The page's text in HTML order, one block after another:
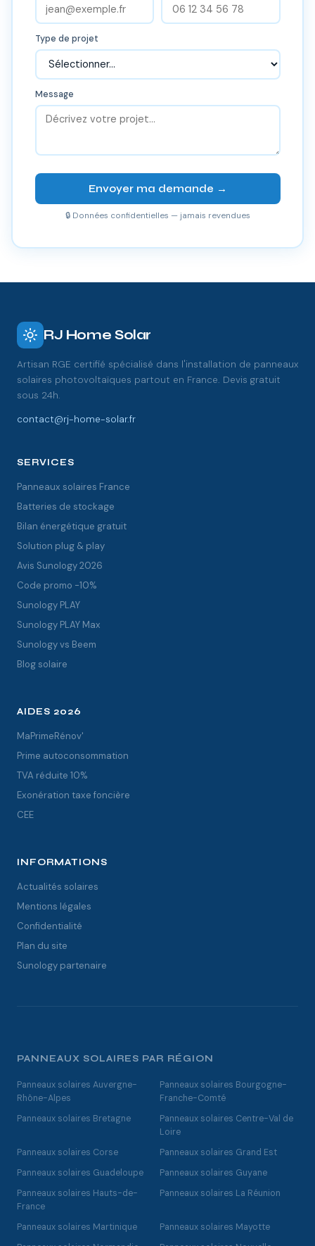
Type de projet
Message
Envoyer ma demande →
🔒 Données confidentielles — jamais revendues
RJ Home Solar
Artisan RGE certifié spécialisé dans l'installation de panneaux
solaires photovoltaïques partout en France. Devis gratuit
sous 24h.
contact@rj-home-solar.fr
SERVICES
Panneaux solaires France
Batteries de stockage
Bilan énergétique gratuit
Solution plug & play
Avis Sunology 2026
Code promo -10%
Sunology PLAY
Sunology PLAY Max
Sunology vs Beem
Blog solaire
AIDES 2026
MaPrimeRénov'
Prime autoconsommation
TVA réduite 10%
Exonération taxe foncière
CEE
INFORMATIONS
Actualités solaires
Mentions légales
Confidentialité
Plan du site
Sunology partenaire
PANNEAUX SOLAIRES PAR RÉGION
Panneaux solaires Auvergne-
Rhône-Alpes
Panneaux solaires Bourgogne-
Franche-Comté
Panneaux solaires Bretagne
Panneaux solaires Centre-Val de
Loire
Panneaux solaires Corse
Panneaux solaires Grand Est
Panneaux solaires Guadeloupe
Panneaux solaires Guyane
Panneaux solaires Hauts-de-
France
Panneaux solaires La Réunion
Panneaux solaires Martinique
Panneaux solaires Mayotte